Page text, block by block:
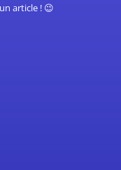
article ! 😉